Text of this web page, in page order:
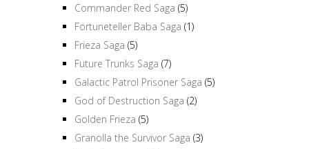
Commander Red Saga (5)
Fortuneteller Baba Saga (1)
Frieza Saga (5)
Future Trunks Saga (7)
Galactic Patrol Prisoner Saga (5)
God of Destruction Saga (2)
Golden Frieza (5)
Granolla the Survivor Saga (3)